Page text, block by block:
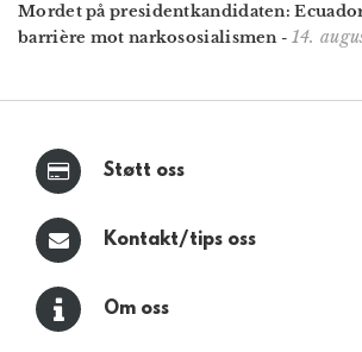
Mordet på president­kandidaten:
barrière mot narko­sosialismen- 14.
Støtt oss
Kontakt/tips oss
Om oss